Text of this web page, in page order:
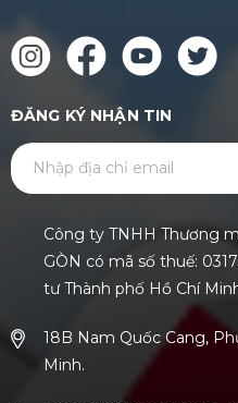
ĐĂNG KÝ NHẬN TIN
Công ty TNHH Thương
GÒN có mã số thuế:
tư Thành phố Hồ Chí
18B Nam Quốc Cang,
Minh.